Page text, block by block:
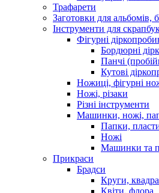
Трафарети
Заготовки для альбомів,
Інструменти для
Фігурні
Бордюрні
Панчі
Кутові
Ножиці, фігурні
Ножі, різаки
Різні інструменти
Машинки, ножі,
Папки,
Ножі
Машинки та
Прикраси
Брадси
Круги,
Квіти, флора